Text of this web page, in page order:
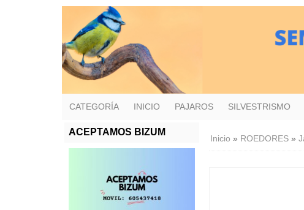
CATEGORÍA INICIO PAJAROS SILVESTRISMO
ACEPTAMOS BIZUM
Inicio » ROEDORES»